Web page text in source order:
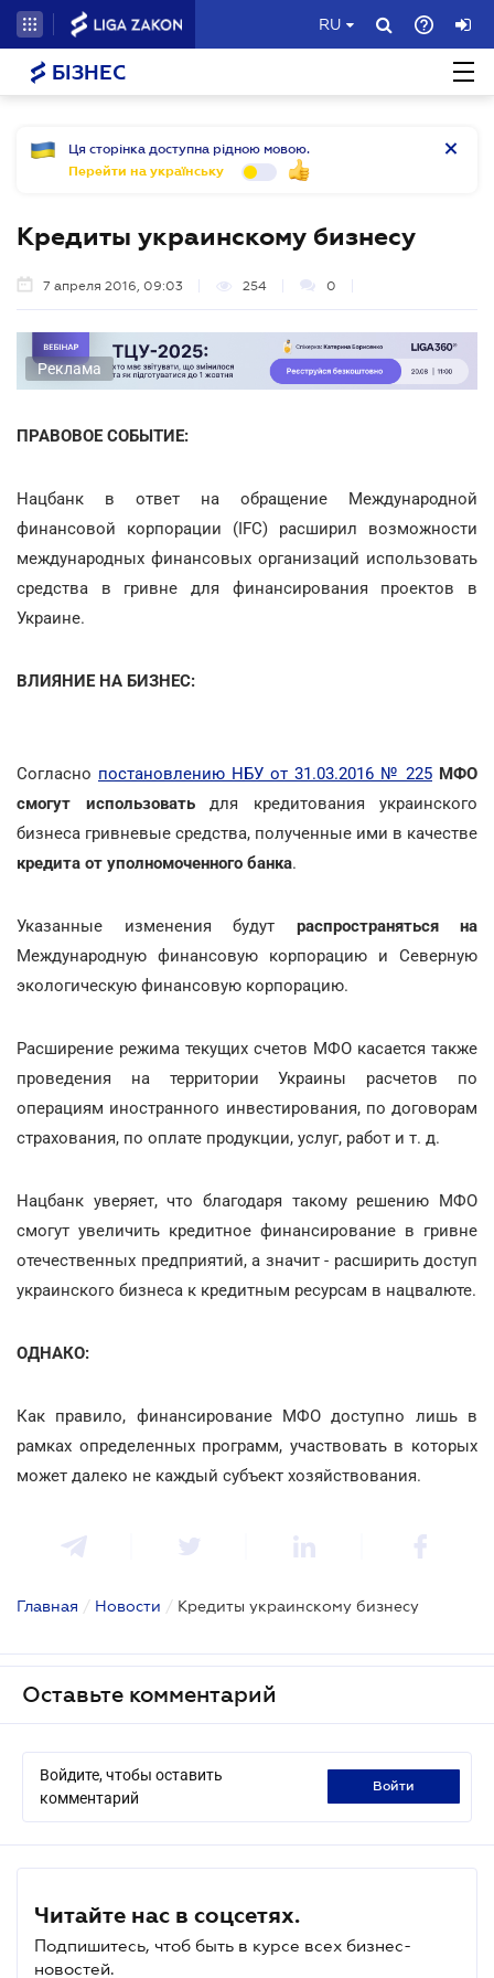
RU
БІЗНЕС
Ця сторінка доступна рідною мовою.
Перейти на українську
Кредиты украинскому бизнесу
7 апреля 2016, 09:03 254 0
Реклама
ПРАВОВОЕ СОБЫТИЕ:
Нацбанк в ответ на обращение Международной
финансовой корпорации (IFC) расширил возможности
международных финансовых организаций использовать
средства в гривне для финансирования проектов в
Украине.
ВЛИЯНИЕ НА БИЗНЕС:
Согласно постановлению НБУ от 31.03.2016 № 225 МФО
смогут использовать для кредитования украинского
бизнеса гривневые средства, полученные ими в качестве
кредита от уполномоченного банка.
Указанные изменения будут распространяться на
Международную финансовую корпорацию и Северную
экологическую финансовую корпорацию.
Расширение режима текущих счетов МФО касается также
проведения на территории Украины расчетов по
операциям иностранного инвестирования, по договорам
страхования, по оплате продукции, услуг, работ и т. д.
Нацбанк уверяет, что благодаря такому решению МФО
смогут увеличить кредитное финансирование в гривне
отечественных предприятий, а значит - расширить доступ
украинского бизнеса к кредитным ресурсам в нацвалюте.
ОДНАКО:
Как правило, финансирование МФО доступно лишь в
рамках определенных программ, участвовать в которых
может далеко не каждый субъект хозяйствования.
Главная / Новости / Кредиты украинскому бизнесу
Оставьте комментарий
Войдите, чтобы оставить
комментарий
войти
Читайте нас в соцсетях.
Подпишитесь, чтоб быть в курсе всех бизнес-
новостей.